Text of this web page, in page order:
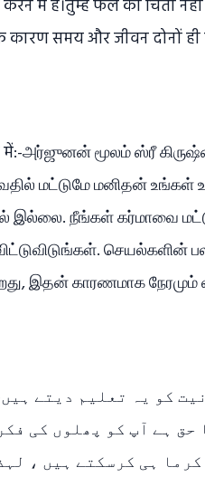
करने में है।तुम्हे फल की चिंता
समय और जीवन दोनों ही
में:-அர்ஜுனன் மூலம் ஸ்ரீ
மட்டுமே மனிதன் உங்கள்
இல்லை. நீங்கள் கர்மாவை
இதன் காரணமாக
ہے آپ کو پھلوں کی
ہی کرسکتے ہیں ،